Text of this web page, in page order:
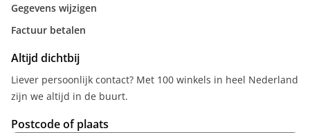
Gegevens wijzigen
Factuur betalen
Altijd dichtbij
Liever persoonlijk contact? Met 100 winkels in heel Nederland
zijn we altijd in de buurt.
Postcode of plaats